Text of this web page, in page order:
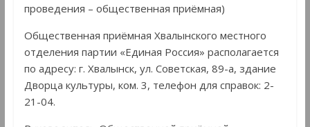
проведения – общественная приёмная)
Общественная приёмная Хвалынского местного
отделения партии «Единая Россия» располагается
по адресу: г. Хвалынск, ул. Советская, 89-а, здание
Дворца культуры, ком. 3, телефон для справок: 2-
21-04.